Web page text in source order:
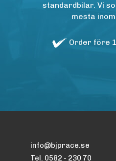
standardbilar. Vi
mesta
Order före
info@bjprace.se
Tel. 0582 - 230 70